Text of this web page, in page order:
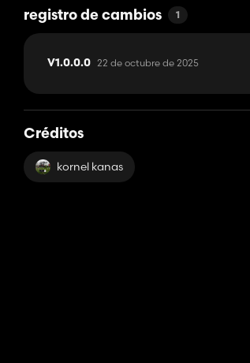
registro de cambios 1
V1.0.0.0 22 de octubre de 2025
Créditos
kornel kanas